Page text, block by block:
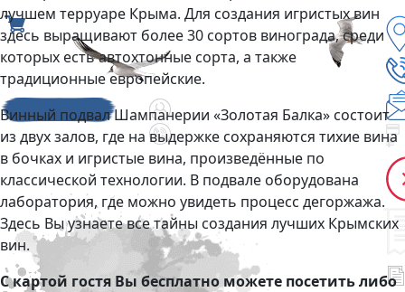
лучшем терруаре Крыма. Для создания игристых вин
здесь выращивают более 30 сортов винограда, среди
которых есть автохтонные сорта, а также
традиционные европейские.
Винный подвал Шампанерии «Золотая Балка» состоит
из двух залов, где на выдержке сохраняются тихие вина
в бочках и игристые вина, произведённые по
классической технологии. В подвале оборудована
лаборатория, где можно увидеть процесс дегоржажа.
Здесь Вы узнаете все тайны создания лучших Крымских
вин.
С картой гостя Вы бесплатно можете посетить либо